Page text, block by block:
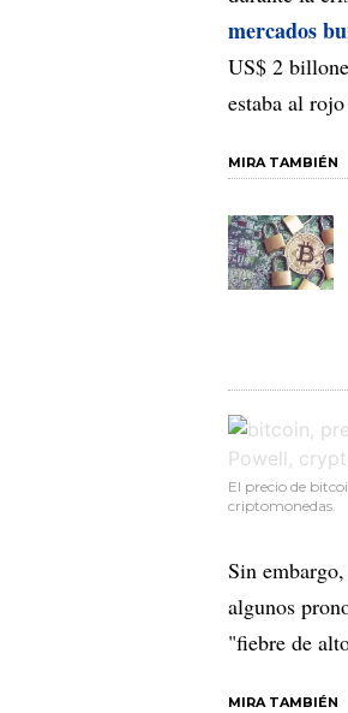
mercados
US$ 2
estaba al
MIRA TAMBIÉN
El precio de
criptomonedas.
Sin
algunos
"fiebre de
MIRA TAMBIÉN